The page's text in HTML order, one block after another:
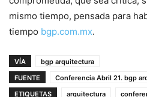
mismo tiempo, pensada para
tiempo bgp.com.mx.
VÍA
bgp arquitectura
FUENTE
Conferencia Abril 21. bgp
ETIQUETAS
arquitectura